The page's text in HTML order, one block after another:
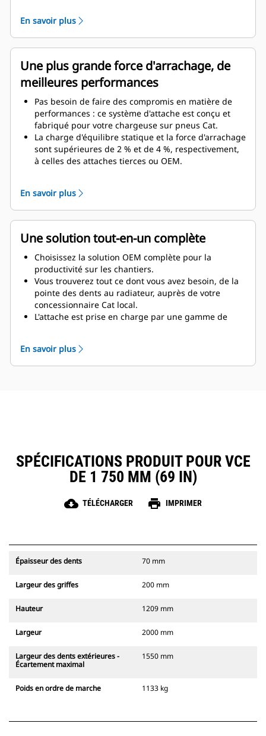
En savoir plus
Une plus grande force d'arrachage, de
meilleures performances
Pas besoin de faire des compromis en matière de
performances : ce système d'attache est conçu et
fabriqué pour votre chargeuse sur pneus Cat.
La charge d'équilibre statique et la force d'arrachage
sont supérieures de 2 % et de 4 %, respectivement,
à celles des attaches tierces ou OEM.
En savoir plus
Une solution tout-en-un complète
Choisissez la solution OEM complète pour la
productivité sur les chantiers.
Vous trouverez tout ce dont vous avez besoin, de la
pointe des dents au radiateur, auprès de votre
concessionnaire Cat local.
L'attache est prise en charge par une gamme de
En savoir plus
SPÉCIFICATIONS PRODUIT POUR VCE
DE 1 750 MM (69 IN)
cloud_download TÉLÉCHARGER print IMPRIMER
Épaisseur des dents 70 mm
Largeur des griffes 200 mm
Hauteur 1209 mm
Largeur 2000 mm
Largeur des dents extérieures -
Écartement maximal
1550 mm
Poids en ordre de marche 1133 kg